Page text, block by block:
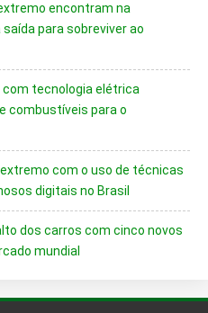
encontram na
para sobreviver ao
com tecnologia elétrica
combustíveis para o
com o uso de técnicas
digitais no Brasil
dos carros com cinco novos
mundial